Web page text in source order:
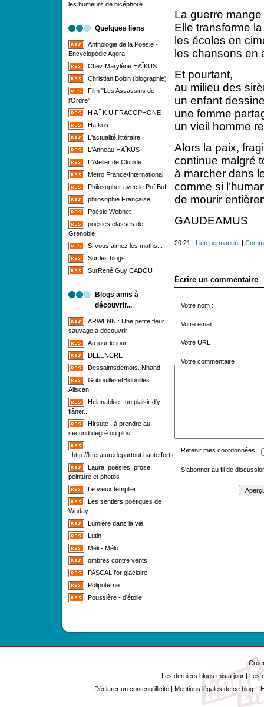
les humeurs de nicéphore
Quelques liens
Anthologie de la Poésie -
Encyclopédie Agora
Chez Marylène HAÏKUS
Christian Bobin (biographie)
Film "Les Assassins de
l'Ordre"
H A Ï K U FRACOPHONE
Haïkus
L'actualité littéraire
L'Anneau HAÏKUS
L'Atelier de Clotilde
Metro France/International
Philosopher avec le Pof Bof
philosophie Française
Poésie Webnet
poésies classes de
Grenoble
Si vous aimez les maths...
Sur les blogs
SurRené Guy CADOU
Blogs amis à
découvrir...
ARWENN : Une petite fleur
sauvage à découvrir
Au jour le jour
DELENCRE
Dessaimsdemots. Nhand
GribouillesetBidouilles
Aliscan
Helenablue : un plaisir d'y
flâner...
Hirsute ! à prendre au
second degré ou plus...
http://litteraturedepartout.hautetfort.com/
Laura, poésies, prose,
peinture et photos
Le vieux templier
Les sentiers poétiques de
Wuday
Lumière dans la vie
Lutin
Méli - Mélo
ombres contre vents
PASCAL l'or glaciaire
Polipoterne
Poussière - d'étoile
La guerre
Elle transforme
les écoles en
les chansons en
Et pourtant,
au milieu des
un enfant
une femme
un vieil homme
Alors la paix,
continue malgré
à marcher dans
comme si
de mourir
GAUDEAMUS
20:21 | Lien permanent|
Écrire un commentaire
Votre nom :
Votre email :
Votre URL :
Votre commentaire :
Retenir mes coordonnées :
S'abonner au fil de
Les derniers blogs mis à jour| Les
Déclarer un contenu illicite| Mentions légales de ce blog|